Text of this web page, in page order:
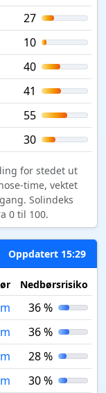
27
10
40
41
55
30
for stedet ut
time, vektet
Solindeks
0 til 100.
Oppdatert 15:29
Nedbørsrisiko
36 %
36 %
28 %
30 %